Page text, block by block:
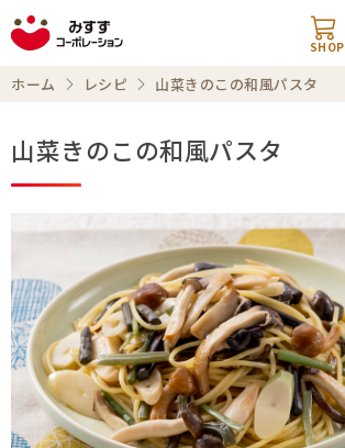
SHOP
知る・楽しむ
レシピ
お知らせ
ホーム レシピ 山菜きのこの和風パスタ
山菜きのこの和風パスタ